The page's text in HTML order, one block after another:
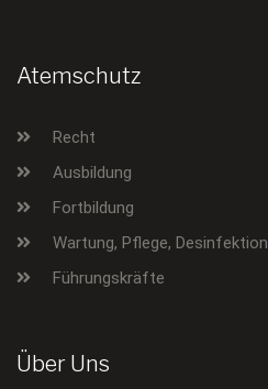
Atemschutz
Recht
Ausbildung
Fortbildung
Wartung, Pflege, Desinfektion
Führungskräfte
Über Uns